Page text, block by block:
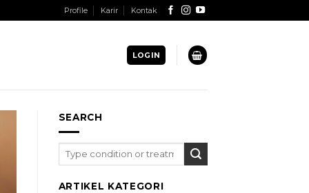
Profile Karir Kontak
LOGIN
SEARCH
ARTIKEL KATEGORI